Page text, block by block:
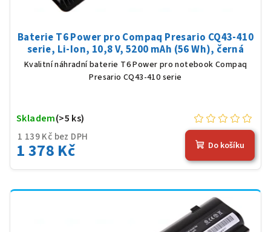
Baterie T6 Power pro Compaq Presario CQ43-410
serie, Li-Ion, 10,8 V, 5200 mAh (56 Wh), černá
Kvalitní náhradní baterie T6 Power pro notebook Compaq
Presario CQ43-410 serie
1 139 Kč bez DPH
1 378 Kč
Skladem(>5 ks)
Do košíku